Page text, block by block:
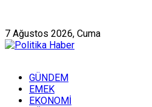
7 Ağustos 2026, Cuma
GÜNDEM
EMEK
EKONOMİ